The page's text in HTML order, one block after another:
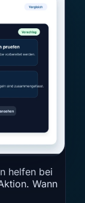
helfen bei
Wann